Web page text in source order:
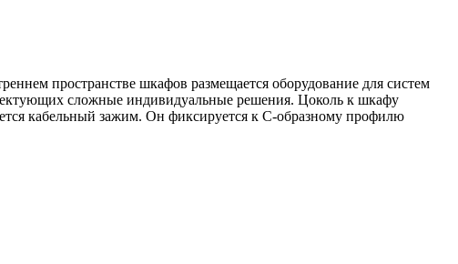
пространстве шкафов размещается оборудование для систем
сложные индивидуальные решения. Цоколь к шкафу
кабельный зажим. Он фиксируется к С-образному профилю